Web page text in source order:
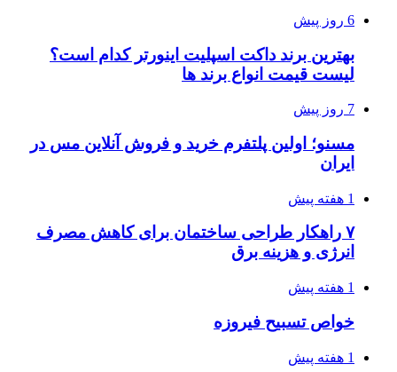
6 روز پیش
بهترین برند داکت اسپلیت اینورتر کدام است؟
لیست قیمت انواع برند ها
7 روز پیش
مسنو؛ اولین پلتفرم خرید و فروش آنلاین مس در
ایران
1 هفته پیش
۷ راهکار طراحی ساختمان برای کاهش مصرف
انرژی و هزینه برق
1 هفته پیش
خواص تسبیح فیروزه
1 هفته پیش